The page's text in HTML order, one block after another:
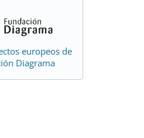
europeos de
Diagrama